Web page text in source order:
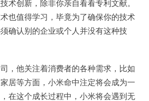
术创新，除非你亲自看看专利文献。
也值得学习，毕竟为了确保你的技术
确认别的企业或个人并没有这种技
，他关注着消费者的各种需求，比如
居等方面，小米命中注定将会成为一
在这个成长过程中，小米将会遇到无